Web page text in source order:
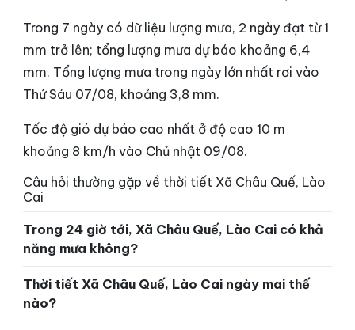
Xã Khánh Hòa Xã Khánh Yên
Xã Khao Mang Xã Lâm Giang
Xã Lâm Thượng
Xã Liên Sơn Xã Lục Yên
Xã Mậu A
Xã Mỏ Vàng Xã Mù Cang Chải
Xã Mường Bo
Xã Mường Khương Xã Mường Lai
Xã Nậm Chày Xã Nậm Có
Trong 7 ngày có dữ liệu lượng mưa, 2 ngày đạt từ 1
mm trở lên; tổng lượng mưa dự báo khoảng 6,4
mm. Tổng lượng mưa trong ngày lớn nhất rơi vào
Thứ Sáu 07/08, khoảng 3,8 mm.
Tốc độ gió dự báo cao nhất ở độ cao 10 m
khoảng 8 km/h vào Chủ nhật 09/08.
Câu hỏi thường gặp về thời tiết Xã Châu Quế, Lào
Cai
Trong 24 giờ tới, Xã Châu Quế, Lào Cai có khả
năng mưa không?
Thời tiết Xã Châu Quế, Lào Cai ngày mai thế
nào?